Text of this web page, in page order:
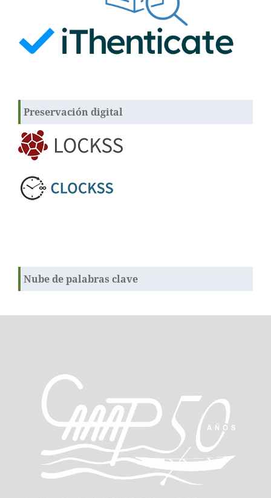
Preservación digital
Nube de palabras clave